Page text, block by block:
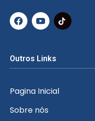
Outros Links
Pagina Inicial
Sobre nós